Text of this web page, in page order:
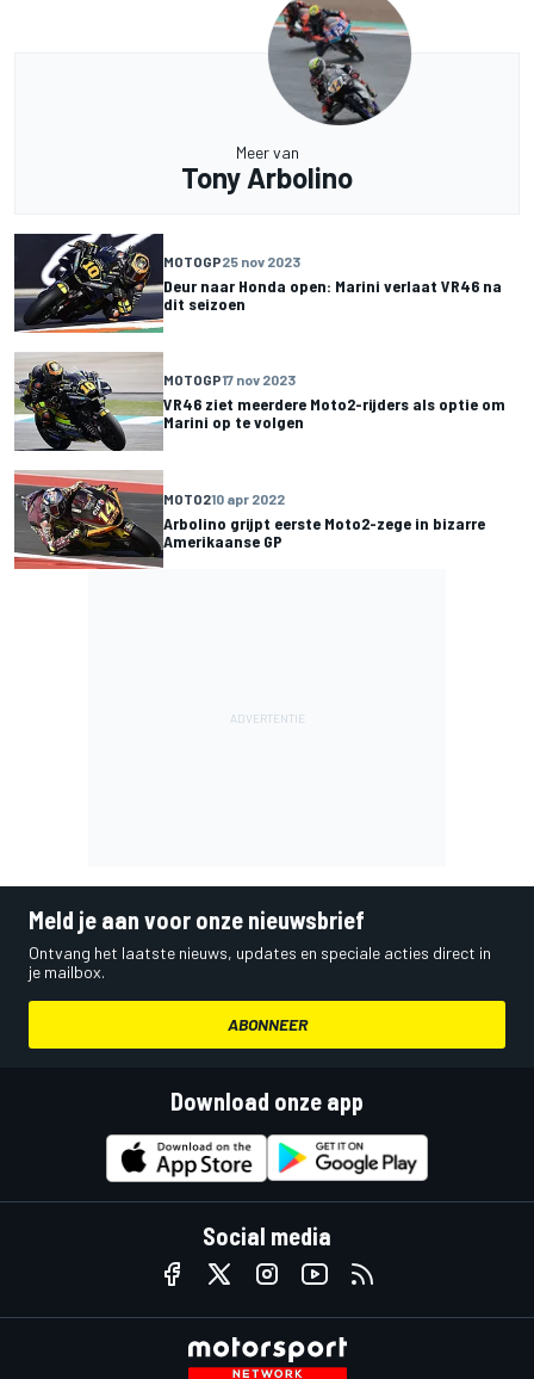
Meer van
Tony Arbolino
MOTOGP25 nov 2023
Deur naar Honda open: Marini verlaat VR46 na
dit seizoen
MOTOGP17 nov 2023
VR46 ziet meerdere Moto2-rijders als optie om
Marini op te volgen
MOTO210 apr 2022
Arbolino grijpt eerste Moto2-zege in bizarre
Amerikaanse GP
Meld je aan voor onze nieuwsbrief
Ontvang het laatste nieuws, updates en speciale acties direct in
je mailbox.
ABONNEER
Download onze app
Social media